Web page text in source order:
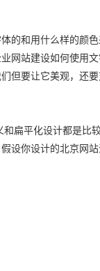
的和用什么样的颜
网站建设如何使用
但要让它美观，还要
扁平化设计都是比
设你设计的北京网